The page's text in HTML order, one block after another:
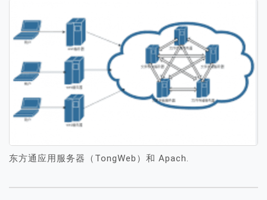
东方通应用服务器（TongWeb）和 Apach.